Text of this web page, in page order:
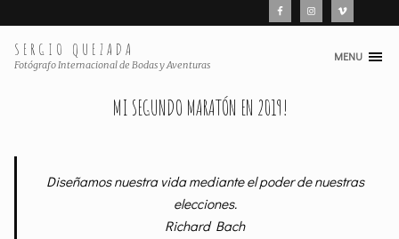
SERGIO QUEZADA
Fotógrafo Internacional de Bodas y Aventuras
Skip
MENU
MI SEGUNDO MARATÓN EN 2019!
Diseñamos nuestra vida mediante el poder de nuestras
elecciones.
Richard Bach